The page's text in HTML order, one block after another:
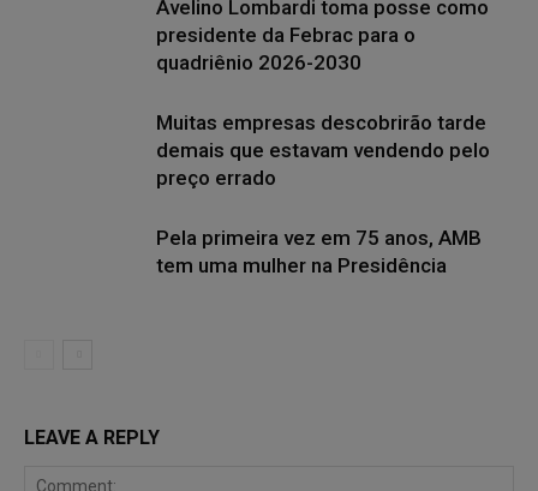
Avelino Lombardi toma posse como
presidente da Febrac para o
quadriênio 2026-2030
Muitas empresas descobrirão tarde
demais que estavam vendendo pelo
preço errado
Pela primeira vez em 75 anos, AMB
tem uma mulher na Presidência
LEAVE A REPLY